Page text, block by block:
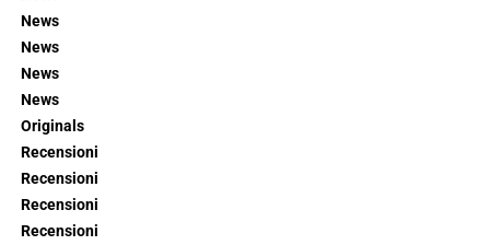
News
News
News
News
Originals
Recensioni
Recensioni
Recensioni
Recensioni